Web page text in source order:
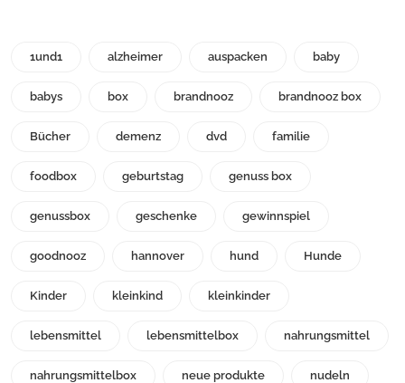
1und1 alzheimer auspacken baby
babys box brandnooz brandnooz box
Bücher demenz dvd familie
foodbox geburtstag genuss box
genussbox geschenke gewinnspiel
goodnooz hannover hund Hunde
Kinder kleinkind kleinkinder
lebensmittel lebensmittelbox nahrungsmittel
nahrungsmittelbox neue produkte nudeln